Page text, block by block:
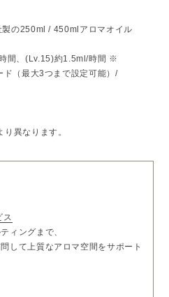
ルムに、金属の重厚感と軽やかさ
わせ、家電的ではない洗練された
な4色展開。
ら着想。
）、香りに対する感覚を想起させ
きを持っています。
プター×1、アトマイザー×1、ロッ
製の250ml / 450mlアロマオイル
間、(Lv.15)約1.5ml/時間 ※
ド（最大3つまで設定可能）/
異なります。
ス
ィングまで、
して上質なアロマ空間をサポート